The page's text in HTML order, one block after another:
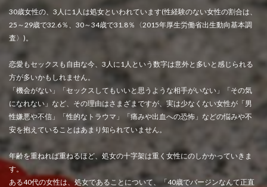
30歳女性の、3人に1人は処女といわれています(性経験のない女性の割合は、
25～29歳で32.6％、30～34歳で31.8％〈2015年厚生労働省出生動向基本調
査〉)。
恋愛もセックスも自由な今、3人に1人という数字は意外と多いと感じられる
方が多いかもしれません。
「機会がない」「セックスしてもいいと思うような相手がいない」「その気
になれない」など、その理由はさまざまですが、実は少なくない女性が「男
性嫌悪や不信」「性的なトラウマ」「痛みや出血への恐怖」などの悩みや不
安を抱えていることはあまり知られていません。
年齢を重ねれば重ねるほど、処女の十字架は重く女性にのしかかっていきま
す。
ある40代の女性は、処女であることについて、「40歳でバージンなんて正直